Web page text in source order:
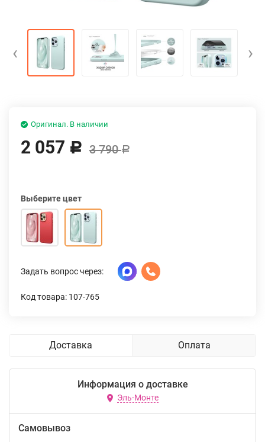
‹ ›
Оригинал. В наличии
2 057 Р 3 790Р
Выберите цвет
Задать вопрос через:
Код товара: 107-765
Доставка Оплата
Информация о доставке
Эль-Монте
Самовывоз